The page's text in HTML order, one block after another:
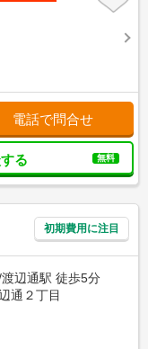
電話で問合せ
る 無料
初期費用に注目
辺通駅 徒歩5分
通２丁目